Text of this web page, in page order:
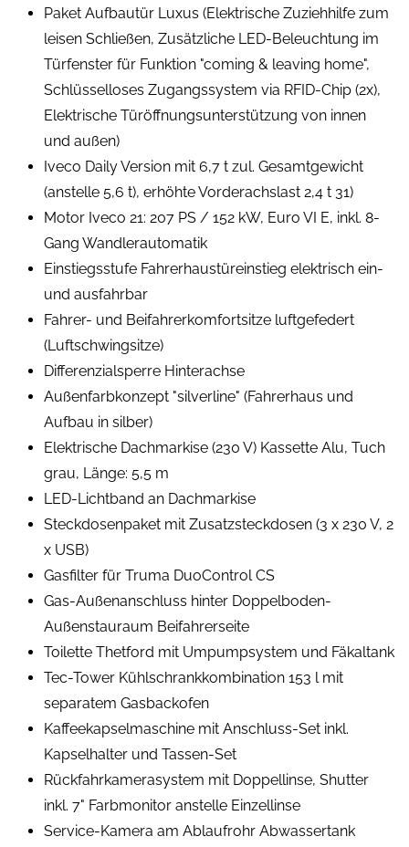
Paket Aufbautür Luxus (Elektrische Zuziehhilfe zum
leisen Schließen, Zusätzliche LED-Beleuchtung im
Türfenster für Funktion "coming & leaving home",
Schlüsselloses Zugangssystem via RFID-Chip (2x),
Elektrische Türöffnungsunterstützung von innen
und außen)
Iveco Daily Version mit 6,7 t zul. Gesamtgewicht
(anstelle 5,6 t), erhöhte Vorderachslast 2,4 t 31)
Motor Iveco 21: 207 PS / 152 kW, Euro VI E, inkl. 8-
Gang Wandlerautomatik
Einstiegsstufe Fahrerhaustüreinstieg elektrisch ein-
und ausfahrbar
Fahrer- und Beifahrerkomfortsitze luftgefedert
(Luftschwingsitze)
Differenzialsperre Hinterachse
Außenfarbkonzept "silverline" (Fahrerhaus und
Aufbau in silber)
Elektrische Dachmarkise (230 V) Kassette Alu, Tuch
grau, Länge: 5,5 m
LED-Lichtband an Dachmarkise
Steckdosenpaket mit Zusatzsteckdosen (3 x 230 V, 2
x USB)
Gasfilter für Truma DuoControl CS
Gas-Außenanschluss hinter Doppelboden-
Außenstauraum Beifahrerseite
Toilette Thetford mit Umpumpsystem und Fäkaltank
Tec-Tower Kühlschrankkombination 153 l mit
separatem Gasbackofen
Kaffeekapselmaschine mit Anschluss-Set inkl.
Kapselhalter und Tassen-Set
Rückfahrkamerasystem mit Doppellinse, Shutter
inkl. 7" Farbmonitor anstelle Einzellinse
Service-Kamera am Ablaufrohr Abwassertank